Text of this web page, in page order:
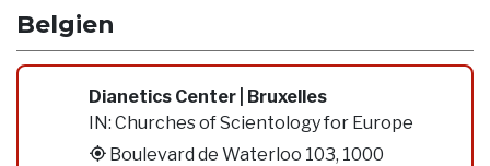
Belgien
Dianetics Center | Bruxelles
IN: Churches of Scientology for Europe
Boulevard de Waterloo 103, 1000